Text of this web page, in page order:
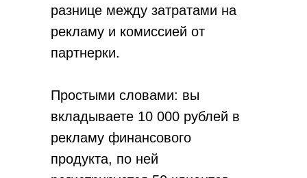
разнице между затратами на
рекламу и комиссией от
партнерки.
Простыми словами: вы
вкладываете 10 000 рублей в
рекламу финансового
продукта, по ней